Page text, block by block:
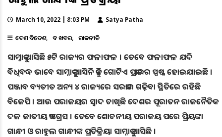
March 10, 2022 | 8:03 PM Satya Patha
ଦେଶ ବିଦେଶ ବଡ ଖବର ରାଜନୀତି
ସାମ୍ନାକୁ ଆସିଛି ୫ଟି ରାଜ୍ୟର ଫଳାଫଳ । ତେବେ ଫଳାଫଳ ଯଦି
ବିଧିବଦ୍ଧ ଭାବେ ସାମ୍ନାକୁ ଆସିନି କିନ୍ତୁ ଗୋଟିଏ ପ୍ରକାରର ସ୍ପଷ୍ଟ ହୋଇଯାଇଛି ।
ପଞ୍ଜାବ ବ୍ୟତୀତ ଅନ୍ୟ ୪ ରାଜ୍ୟରେ ସରକାର ଗଢ଼ିବା ସ୍ଥିତିରେ ରହିଛି
ବିଜେପି । ଆଉ ପରାଜୟର ସ୍ୱାଦ ଚାଖିଛି ଦେଶର ପୂରାତନ ରାଜନୈତିକ
ଦଳ ଜାତୀୟ କଂଗ୍ରେସ । ତେବେ ଶୋଚନୀୟ ପରାଜୟ ପରେ ପ୍ରିୟଙ୍କା
ଗାନ୍ଧୀ ଓ ରାହୁଲ ଗାନ୍ଧୀଙ୍କ ପ୍ରତିକ୍ରିୟା ସାମ୍ନାକୁ ଆସିଛି ।